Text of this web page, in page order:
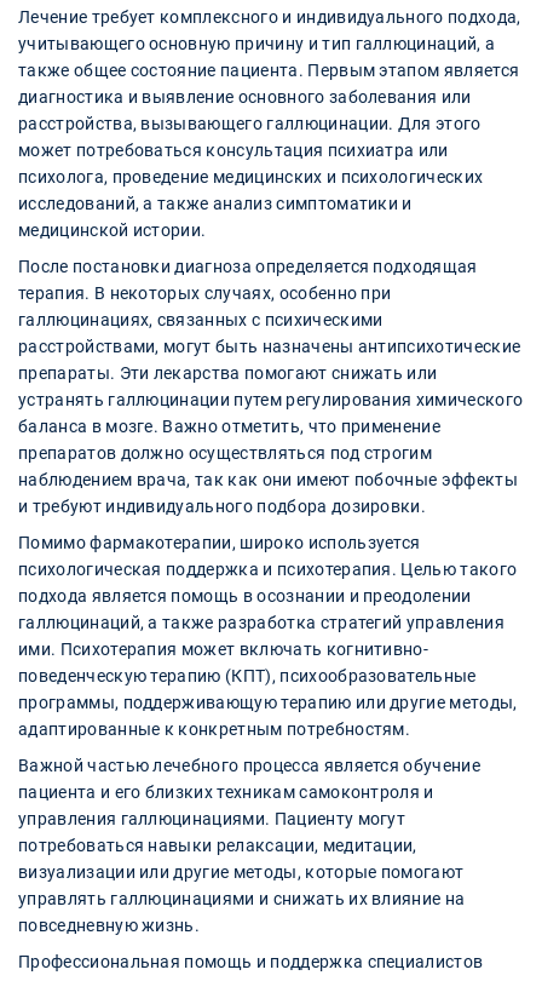
Лечение требует комплексного и индивидуального подхода,
учитывающего основную причину и тип галлюцинаций, а
также общее состояние пациента. Первым этапом является
диагностика и выявление основного заболевания или
расстройства, вызывающего галлюцинации. Для этого
может потребоваться консультация психиатра или
психолога, проведение медицинских и психологических
исследований, а также анализ симптоматики и
медицинской истории.
После постановки диагноза определяется подходящая
терапия. В некоторых случаях, особенно при
галлюцинациях, связанных с психическими
расстройствами, могут быть назначены антипсихотические
препараты. Эти лекарства помогают снижать или
устранять галлюцинации путем регулирования химического
баланса в мозге. Важно отметить, что применение
препаратов должно осуществляться под строгим
наблюдением врача, так как они имеют побочные эффекты
и требуют индивидуального подбора дозировки.
Помимо фармакотерапии, широко используется
психологическая поддержка и психотерапия. Целью такого
подхода является помощь в осознании и преодолении
галлюцинаций, а также разработка стратегий управления
ими. Психотерапия может включать когнитивно-
поведенческую терапию (КПТ), психообразовательные
программы, поддерживающую терапию или другие методы,
адаптированные к конкретным потребностям.
Важной частью лечебного процесса является обучение
пациента и его близких техникам самоконтроля и
управления галлюцинациями. Пациенту могут
потребоваться навыки релаксации, медитации,
визуализации или другие методы, которые помогают
управлять галлюцинациями и снижать их влияние на
повседневную жизнь.
Профессиональная помощь и поддержка специалистов